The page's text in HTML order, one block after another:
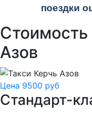
поездки
Стоимость
Азов
Цена 9500 руб
Стандарт-